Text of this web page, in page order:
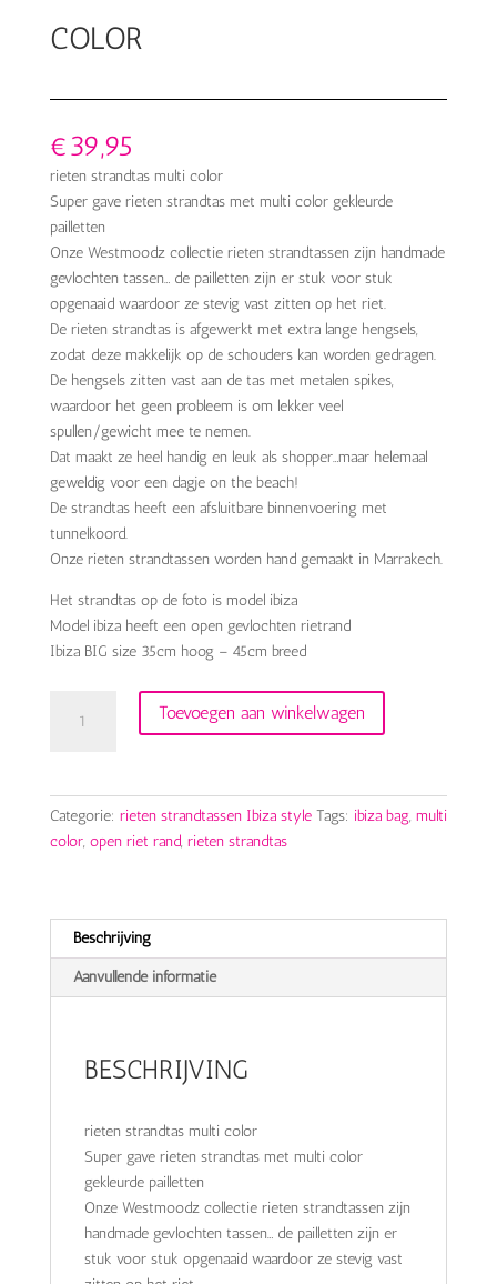
COLOR
€39,95
rieten strandtas multi color
Super gave rieten strandtas met multi color gekleurde
pailletten
Onze Westmoodz collectie rieten strandtassen zijn handmade
gevlochten tassen… de pailletten zijn er stuk voor stuk
opgenaaid waardoor ze stevig vast zitten op het riet.
De rieten strandtas is afgewerkt met extra lange hengsels,
zodat deze makkelijk op de schouders kan worden gedragen.
De hengsels zitten vast aan de tas met metalen spikes,
waardoor het geen probleem is om lekker veel
spullen/gewicht mee te nemen.
Dat maakt ze heel handig en leuk als shopper…maar helemaal
geweldig voor een dagje on the beach!
De strandtas heeft een afsluitbare binnenvoering met
tunnelkoord.
Onze rieten strandtassen worden hand gemaakt in Marrakech.
Het strandtas op de foto is model ibiza
Model ibiza heeft een open gevlochten rietrand
Ibiza BIG size 35cm hoog – 45cm breed
strandtas
Toevoegen aan winkelwagen
Categorie: rieten strandtassen Ibiza style Tags: ibiza bag, multi
color, open riet rand, rieten strandtas
Beschrijving
Aanvullende informatie
BESCHRIJVING
rieten strandtas multi color
Super gave rieten strandtas met multi color
gekleurde pailletten
Onze Westmoodz collectie rieten strandtassen zijn
handmade gevlochten tassen… de pailletten zijn er
stuk voor stuk opgenaaid waardoor ze stevig vast